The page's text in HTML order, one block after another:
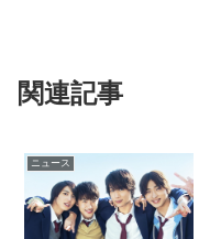
関連記事
ニュース